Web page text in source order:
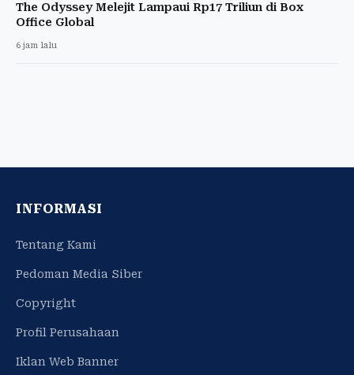
The Odyssey Melejit Lampaui Rp17 Triliun di Box
Office Global
6 jam lalu
INFORMASI
Tentang Kami
Pedoman Media Siber
Copyright
Profil Perusahaan
Iklan Web Banner